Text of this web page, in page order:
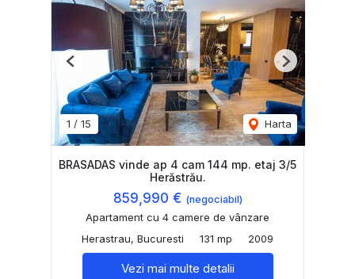
1 / 15 Harta
Previous Next
BRASADAS vinde ap 4 cam 144 mp. etaj 3/5
Herăstrău.
859,990 € (negociabil)
Apartament cu 4 camere de vânzare
Herastrau, Bucuresti
131 mp 2009
Vezi mai multe detalii